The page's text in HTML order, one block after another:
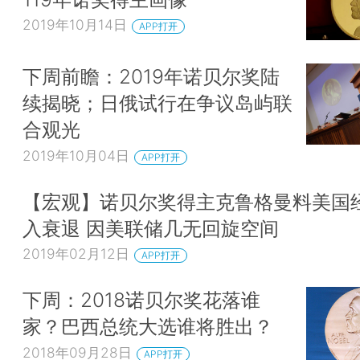
2019年10月14日 APP打开
下周前瞻：2019年诺贝尔奖陆
续揭晓；日俄试行在争议岛屿联
合观光
2019年10月04日 APP打开
【宏观】诺贝尔奖得主克鲁格曼料美国
入衰退 因美联储几无回旋空间
2019年02月12日 APP打开
下周：2018诺贝尔奖花落谁
家？巴西总统大选谁将胜出？
2018年09月28日 APP打开